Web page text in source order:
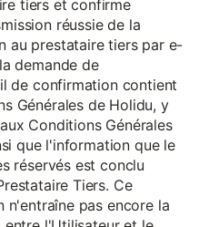
tiers et confirme
réussie de la
au prestataire tiers par e-
demande de
de confirmation contient
Générales de Holidu, y
Conditions Générales
que l'information que le
réservés est conclu
Tiers. Ce
pas encore la